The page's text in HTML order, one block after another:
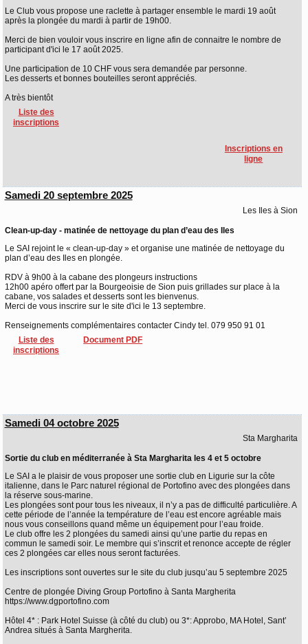
Le Club vous propose une raclette à partager ensemble le mardi 19 août
après la plongée du mardi à partir de 19h00.
Merci de bien vouloir vous inscrire en ligne afin de connaitre le nombre de
participant d'ici le 17 août 2025.
Une participation de 10 CHF vous sera demandée par personne.
Les desserts et bonnes bouteilles seront appréciés.
A très bientôt
Liste des
inscriptions
Inscriptions en
ligne
Samedi 20 septembre 2025
Les Iles à Sion
Clean-up-day - matinée de nettoyage du plan d’eau des Iles
Le SAI rejoint le « clean-up-day » et organise une matinée de nettoyage du
plan d’eau des Iles en plongée.
RDV à 9h00 à la cabane des plongeurs instructions
12h00 apéro offert par la Bourgeoisie de Sion puis grillades sur place à la
cabane, vos salades et desserts sont les bienvenus.
Merci de vous inscrire sur le site d'ici le 13 septembre.
Renseignements complémentaires contacter Cindy tel. 079 950 91 01
Liste des
inscriptions
Document PDF
Samedi 04 octobre 2025
Sta Margharita
Sortie du club en méditerranée à Sta Margharita les 4 et 5 octobre
Le SAI a le plaisir de vous proposer une sortie club en Ligurie sur la côte
italienne, dans le Parc naturel régional de Portofino avec des plongées dans
la réserve sous-marine.
Les plongées sont pour tous les niveaux, il n’y a pas de difficulté particulière. A
cette période de l’année la température de l’eau est encore agréable mais
nous vous conseillons quand même un équipement pour l’eau froide.
Le club offre les 2 plongées du samedi ainsi qu’une partie du repas en
commun le samedi soir. Le membre qui s’inscrit et renonce accepte de régler
ces 2 plongées car elles nous seront facturées.
Les inscriptions sont ouvertes sur le site du club jusqu’au 5 septembre 2025
Centre de plongée Diving Group Portofino à Santa Margherita
https://www.dgportofino.com
Hôtel 4* : Park Hotel Suisse (à côté du club) ou 3*: Approbo, MA Hotel, Sant’
Andrea situés à Santa Margherita.